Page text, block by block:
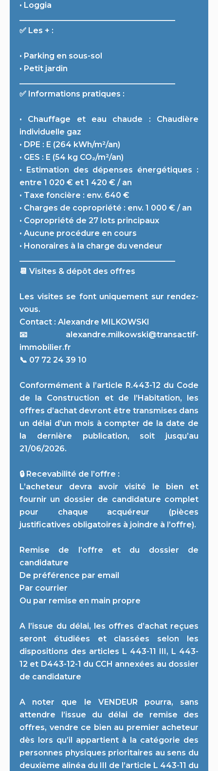
• Loggia
________________________________________
✅ Les + :
• Parking en sous-sol
• Petit jardin
________________________________________
✅ Informations pratiques :
• Chauffage et eau chaude : Chaudière
individuelle gaz
• DPE : E (264 kWh/m²/an)
• GES : E (54 kg CO₂/m²/an)
• Estimation des dépenses énergétiques :
entre 1 020 € et 1 420 € / an
• Taxe foncière : env. 640 €
• Charges de copropriété : env. 1 000 € / an
• Copropriété de 27 lots principaux
• Aucune procédure en cours
• Honoraires à la charge du vendeur
________________________________________
📆 Visites & dépôt des offres
Les visites se font uniquement sur rendez-
vous.
Contact : Alexandre MILKOWSKI
📧 alexandre.milkowski@transactif-
immobilier.fr
📞 07 72 24 39 10
Conformément à l’article R.443-12 du Code
de la Construction et de l’Habitation, les
offres d’achat devront être transmises dans
un délai d’un mois à compter de la date de
la dernière publication, soit jusqu’au
21/06/2026.
🔒 Recevabilité de l’offre :
L’acheteur devra avoir visité le bien et
fournir un dossier de candidature complet
pour chaque acquéreur (pièces
justificatives obligatoires à joindre à l’offre).
Remise de l’offre et du dossier de
candidature
De préférence par email
Par courrier
Ou par remise en main propre
A l’issue du délai, les offres d’achat reçues
seront étudiées et classées selon les
dispositions des articles L 443-11 III, L 443-
12 et D443-12-1 du CCH annexées au dossier
de candidature
A noter que le VENDEUR pourra, sans
attendre l’issue du délai de remise des
offres, vendre ce bien au premier acheteur
dès lors qu’il appartient à la catégorie des
personnes physiques prioritaires au sens du
deuxième alinéa du III de l’article L 443-11 du